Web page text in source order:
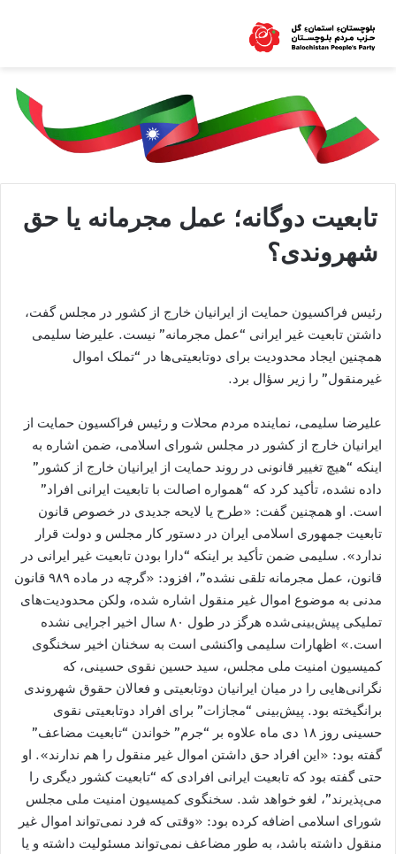
تابعیت دوگانه؛ عمل مجرمانه یا حق
شهروندی؟
رئیس فراکسیون حمایت از ایرانیان خارج از کشور در مجلس گفت،
داشتن تابعیت غیر ایرانی “عمل مجرمانه” نیست. علیرضا سلیمی
همچنین ایجاد محدودیت برای دوتابعیتی‌ها در “تملک اموال
غیرمنقول” را زیر سؤال برد.
علیرضا سلیمی، نماینده مردم محلات و رئیس فراکسیون حمایت از
ایرانیان خارج از کشور در مجلس شورای اسلامی، ضمن اشاره به
اینکه “هیچ تغییر قانونی در روند حمایت از ایرانیان خارج از کشور”
داده نشده، تأکید کرد که “همواره اصالت با تابعیت ایرانی افراد”
است. او همچنین گفت: «طرح یا لایحه جدیدی در خصوص قانون
تابعیت جمهوری اسلامی ایران در دستور کار مجلس و دولت قرار
ندارد». سلیمی ضمن تأکید بر اینکه “دارا بودن تابعیت غیر ایرانی در
قانون، عمل مجرمانه تلقی نشده”، افزود: «گرچه در ماده ۹۸۹ قانون
مدنی به موضوع اموال غیر منقول اشاره شده، ولکن محدودیت‌های
تملیکی پیش‌بینی‌شده هرگز در طول ۸۰ سال اخیر اجرایی نشده
است.» اظهارات سلیمی واکنشی است به سخنان اخیر سخنگوی
کمیسیون امنیت ملی مجلس، سید حسین نقوی حسینی، که
نگرانی‌هایی را در میان ایرانیان دوتابعیتی و فعالان حقوق شهروندی
برانگیخته بود. پیش‌بینی “مجازات” برای افراد دوتابعیتی نقوی
حسینی روز ۱۸ دی ماه علاوه بر “جرم” خواندن “تابعیت مضاعف”
گفته بود: «این افراد حق داشتن اموال غیر منقول را هم ندارند». او
حتی گفته بود که تابعیت ایرانی افرادی که “تابعیت کشور دیگری را
می‌پذیرند”، لغو خواهد شد. سخنگوی کمیسیون امنیت ملی مجلس
شورای اسلامی اضافه کرده بود: «وقتی که فرد نمی‌تواند اموال غیر
منقول داشته باشد، به طور مضاعف نمی‌تواند مسئولیت داشته و یا